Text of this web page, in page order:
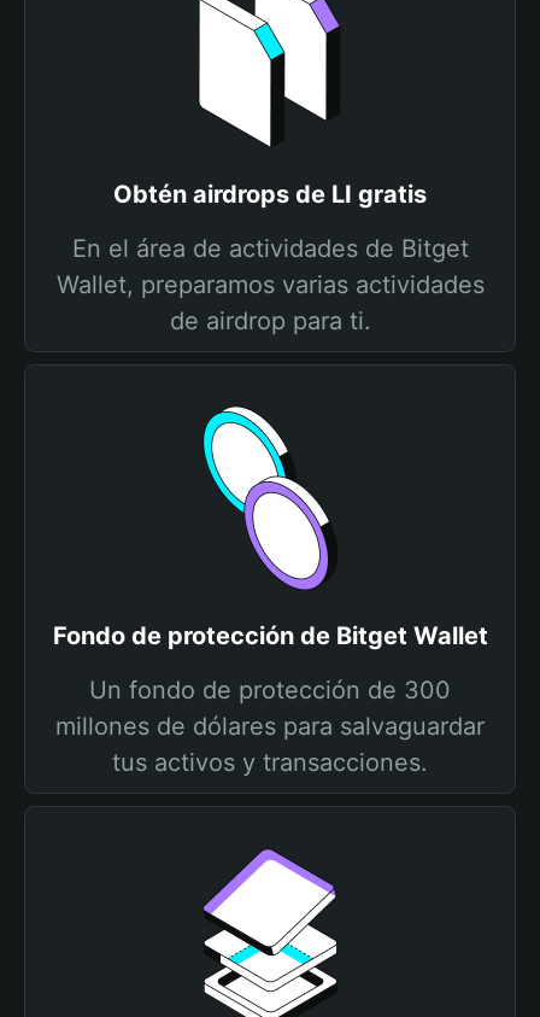
Obtén airdrops de LI gratis
En el área de actividades de Bitget
Wallet, preparamos varias actividades
de airdrop para ti.
Fondo de protección de Bitget Wallet
Un fondo de protección de 300
millones de dólares para salvaguardar
tus activos y transacciones.